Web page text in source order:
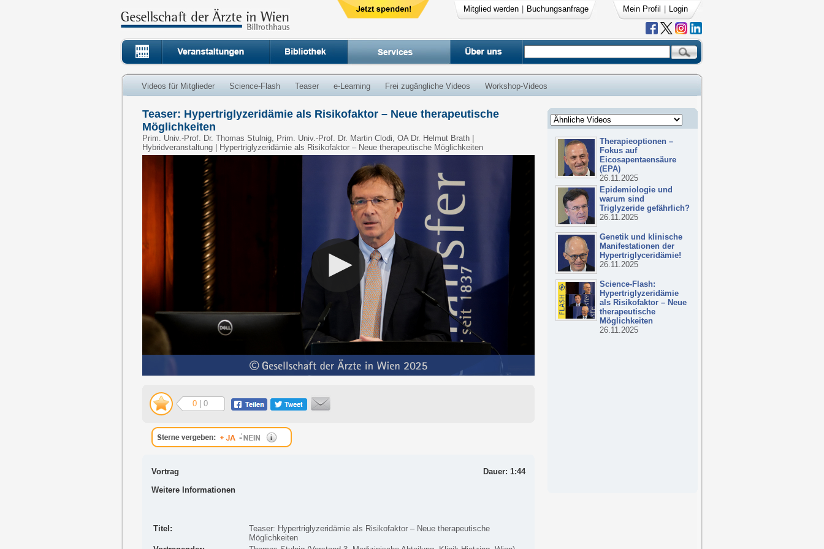
Mitglied werden Buchungsanfrage Mein Profil Login
Videos für Mitglieder Science-Flash Teaser e-Learning Frei zugängliche Videos Workshop-Videos
Therapieoptionen –
Fokus auf
Eicosapentaensäure
(EPA)
26.11.2025
Epidemiologie und
warum sind
Triglyzeride gefährlich?
26.11.2025
Genetik und klinische
Manifestationen der
Hypertriglyceridämie!
26.11.2025
Science-Flash:
Hypertriglyzeridämie
als Risikofaktor – Neue
therapeutische
Möglichkeiten
26.11.2025
Teaser: Hypertriglyzeridämie als Risikofaktor – Neue therapeutische
Möglichkeiten
Prim. Univ.-Prof. Dr. Thomas Stulnig, Prim. Univ.-Prof. Dr. Martin Clodi, OA Dr. Helmut Brath |
Hybridveranstaltung | Hypertriglyzeridämie als Risikofaktor – Neue therapeutische Möglichkeiten
0 | 0
Dauer: 1:44
Vortrag
Weitere Informationen
Titel:
Teaser: Hypertriglyzeridämie als Risikofaktor – Neue therapeutische
Möglichkeiten